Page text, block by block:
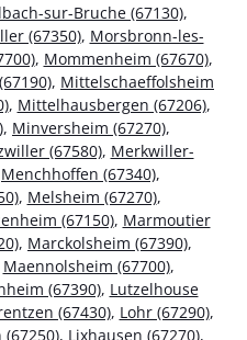
sur-Bruche (67130),
(67350), Morsbronn-les-
, Mommenheim (67670),
, Mittelschaeffolsheim
, Mittelhausbergen (67206),
, Minversheim (67270),
(67580), Merkwiller-
Menchhoffen (67340),
, Melsheim (67270),
(67150), Marmoutier
, Marckolsheim (67390),
Maennolsheim (67700),
(67390), Lutzelhouse
(67430), Lohr (67290),
(67250), Lixhausen (67270),